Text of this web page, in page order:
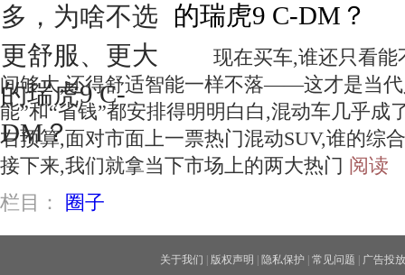
的瑞虎9 C-DM？
现在买车,谁还只看能
间够大,还得舒适智能一样不落——这才是当
能”和“省钱”都安排得明明白白,混动车几乎成
右预算,面对市面上一票热门混动SUV,谁的
接下来,我们就拿当下市场上的两大热门 阅读
栏目：
圈子
关于我们 版权声明 隐私保护 常见问题
广告投放